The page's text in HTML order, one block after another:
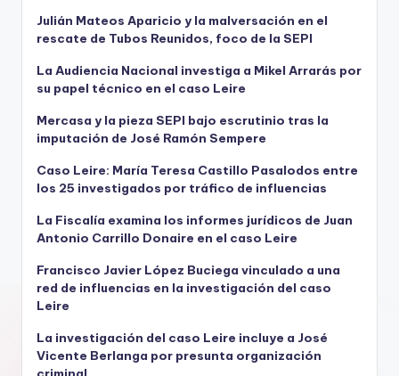
Julián Mateos Aparicio y la malversación en el
rescate de Tubos Reunidos, foco de la SEPI
La Audiencia Nacional investiga a Mikel Arrarás por
su papel técnico en el caso Leire
Mercasa y la pieza SEPI bajo escrutinio tras la
imputación de José Ramón Sempere
Caso Leire: María Teresa Castillo Pasalodos entre
los 25 investigados por tráfico de influencias
La Fiscalía examina los informes jurídicos de Juan
Antonio Carrillo Donaire en el caso Leire
Francisco Javier López Buciega vinculado a una
red de influencias en la investigación del caso
Leire
La investigación del caso Leire incluye a José
Vicente Berlanga por presunta organización